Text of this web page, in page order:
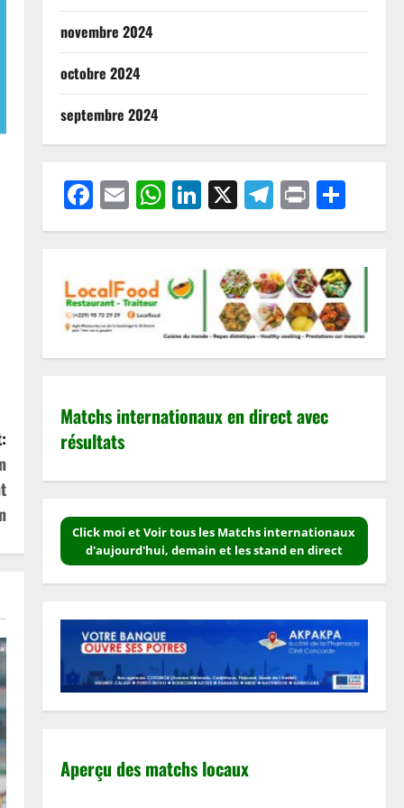
novembre 2024
octobre 2024
septembre 2024
Facebook
EmailWhatsApp
LinkedIn
X Telegram
Print
Matchs internationaux en direct avec
résultats
Click moi et Voir tous les Matchs internationaux
d'aujourd'hui, demain et les stand en direct
Aperçu des matchs locaux